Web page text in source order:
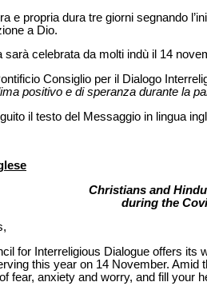
e propria dura tre giorni segnando
a Dio.
sarà celebrata da molti indù il 14
Consiglio per il Dialogo
positivo e di speranza durante la
il testo del Messaggio in lingua
Christians and
during the
for Interreligious Dialogue offers
this year on 14 November.
fear, anxiety and worry, and fill your